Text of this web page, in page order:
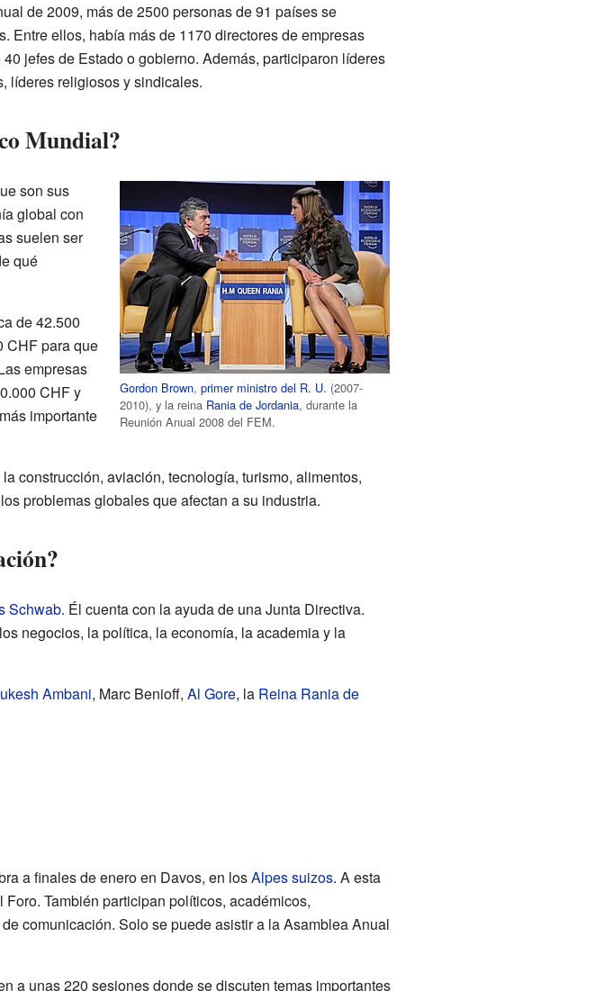
de 2009, más de 2500 personas de 91 países se
Entre ellos, había más de 1170 directores de empresas
jefes de Estado o gobierno. Además, participaron líderes
líderes religiosos y sindicales.
Mundial?
Gordon Brown,primer ministro del R. U. (2007-
2010), y la reina Rania de Jordania, durante la
Reunión Anual 2008 del FEM.
son sus
global con
suelen ser
qué
de 42.500
CHF para que
empresas
CHF y
importante
construcción, aviación, tecnología, turismo, alimentos,
problemas globales que afectan a su industria.
Schwab. Él cuenta con la ayuda de una Junta Directiva.
negocios, la política, la economía, la academia y la
Ambani, Marc Benioff, Al Gore, la Reina Rania de
a finales de enero en Davos, en losAlpes suizos. A esta
También participan políticos, académicos,
comunicación. Solo se puede asistir a la Asamblea Anual
a unas 220 sesiones donde se discuten temas importantes